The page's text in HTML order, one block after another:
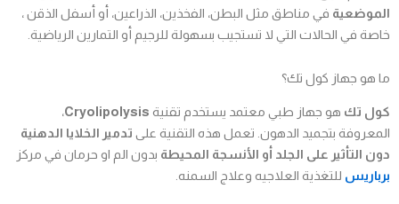
الموضعية في مناطق مثل البطن، الفخذين، الذراعين، أو أسفل الذقن ،
خاصة في الحالات التي لا تستجيب بسهولة للرجيم أو التمارين الرياضية.
ما هو جهاز كول تك؟
كول تك هو جهاز طبي معتمد يستخدم تقنية Cryolipolysis،
المعروفة بتجميد الدهون. تعمل هذه التقنية على تدمير الخلايا الدهنية
دون التأثير على الجلد أو الأنسجة المحيطة بدون الم او حرمان في مركز
برباريس للتغذية العلاجيه وعلاج السمنه.